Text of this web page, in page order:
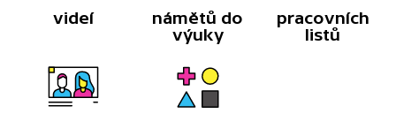
videí
námětů do
výuky
pracovních
listů